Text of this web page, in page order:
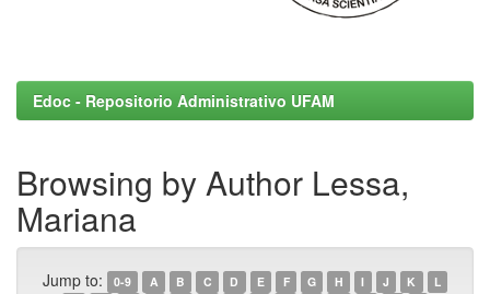
Edoc - Repositorio Administrativo UFAM
Browsing by Author Lessa,
Mariana
Jump to: 0-9 A B C D E F G H I J K
L